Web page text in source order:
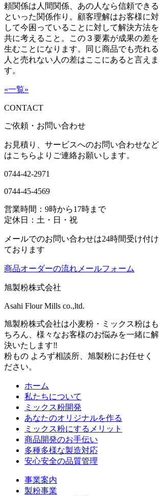
頼関係は人間関係、あの人なら信頼できる
といった関係作り。顧客理解はお客様に対
して今困っていることに対して解決方法を
共に考えること。この３要素が成果の差を
生むことになります。同じ商品でも売れる
人と売れない人の差はここにあると言えま
す。
«一覧»
CONTACT
ご依頼・お問い合わせ
お見積り、サービスへのお問い合わせなど
はこちらよりご連絡お願いします。
0744-42-2971
0744-45-4569
営業時間：9時から17時まで
定休日：土・日・祝
メールでのお問い合わせは24時間受け付け
ております
商品オーダーの流れ メールフォーム
旭製粉株式会社
Asahi Flour Mills co.,ltd.
旭製粉株式会社は小麦粉・ミックス粉はも
ちろん、様々なお客様のお悩みを一緒に解
決いたします‼
粉もの よろず相談所、旭製粉にお任せく
ださい。
ホーム
私たちについて
ミックス粉開発
あなたのオリジナルを作る
ミックス粉にするメリット
商品開発のお手伝い
多種多様な製造対応
安心安全の品質管理
事業案内
製粉事業